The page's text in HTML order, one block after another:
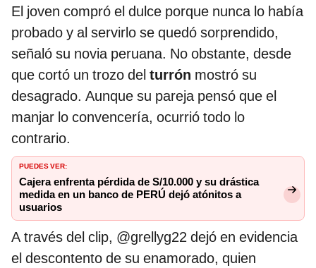
El joven compró el dulce porque nunca lo había
probado y al servirlo se quedó sorprendido,
señaló su novia peruana. No obstante, desde
que cortó un trozo del turrón mostró su
desagrado. Aunque su pareja pensó que el
manjar lo convencería, ocurrió todo lo
contrario.
PUEDES VER:
Cajera enfrenta pérdida de S/10.000 y su drástica
medida en un banco de PERÚ dejó atónitos a
usuarios
A través del clip, @grellyg22 dejó en evidencia
el descontento de su enamorado, quien